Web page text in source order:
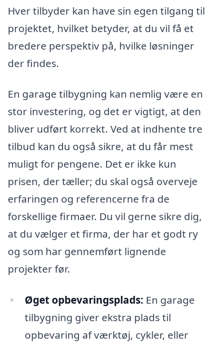
Hver tilbyder kan have sin egen tilgang til
projektet, hvilket betyder, at du vil få et
bredere perspektiv på, hvilke løsninger
der findes.
En garage tilbygning kan nemlig være en
stor investering, og det er vigtigt, at den
bliver udført korrekt. Ved at indhente tre
tilbud kan du også sikre, at du får mest
muligt for pengene. Det er ikke kun
prisen, der tæller; du skal også overveje
erfaringen og referencerne fra de
forskellige firmaer. Du vil gerne sikre dig,
at du vælger et firma, der har et godt ry
og som har gennemført lignende
projekter før.
Øget opbevaringsplads: En garage
tilbygning giver ekstra plads til
opbevaring af værktøj, cykler, eller